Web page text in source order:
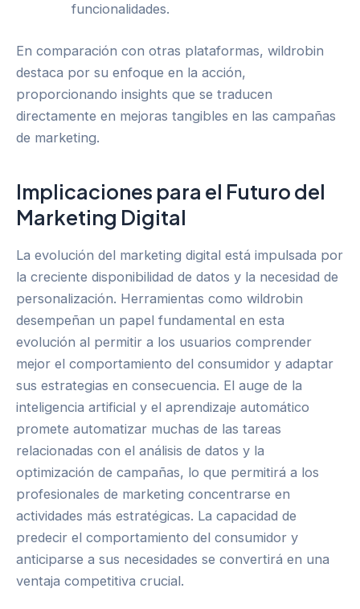
funcionalidades.
En comparación con otras plataformas, wildrobin
destaca por su enfoque en la acción,
proporcionando insights que se traducen
directamente en mejoras tangibles en las campañas
de marketing.
Implicaciones para el Futuro del
Marketing Digital
La evolución del marketing digital está impulsada por
la creciente disponibilidad de datos y la necesidad de
personalización. Herramientas como wildrobin
desempeñan un papel fundamental en esta
evolución al permitir a los usuarios comprender
mejor el comportamiento del consumidor y adaptar
sus estrategias en consecuencia. El auge de la
inteligencia artificial y el aprendizaje automático
promete automatizar muchas de las tareas
relacionadas con el análisis de datos y la
optimización de campañas, lo que permitirá a los
profesionales de marketing concentrarse en
actividades más estratégicas. La capacidad de
predecir el comportamiento del consumidor y
anticiparse a sus necesidades se convertirá en una
ventaja competitiva crucial.